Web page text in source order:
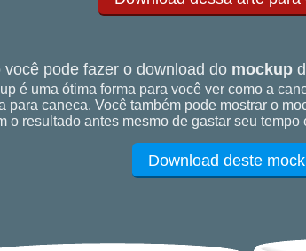
você pode fazer o download do mockup
é uma ótima forma para você ver como a
para caneca. Você também pode mostrar o
o resultado antes mesmo de gastar seu tempo
Download deste